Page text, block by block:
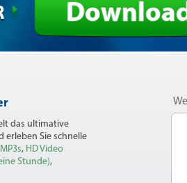
das ultimative
erleben Sie schnelle
, HD Video
Stunde),